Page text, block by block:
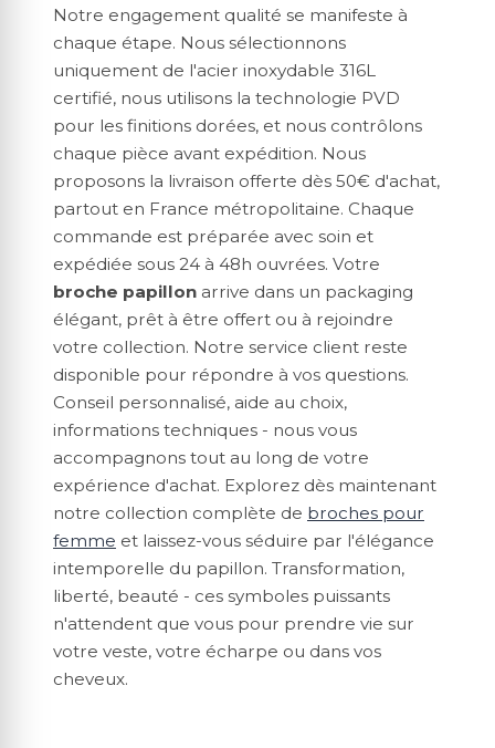
Notre engagement qualité se manifeste à
chaque étape. Nous sélectionnons
uniquement de l'acier inoxydable 316L
certifié, nous utilisons la technologie PVD
pour les finitions dorées, et nous contrôlons
chaque pièce avant expédition. Nous
proposons la livraison offerte dès 50€ d'achat,
partout en France métropolitaine. Chaque
commande est préparée avec soin et
expédiée sous 24 à 48h ouvrées. Votre
broche papillon arrive dans un packaging
élégant, prêt à être offert ou à rejoindre
votre collection. Notre service client reste
disponible pour répondre à vos questions.
Conseil personnalisé, aide au choix,
informations techniques - nous vous
accompagnons tout au long de votre
expérience d'achat. Explorez dès maintenant
notre collection complète de broches pour
femme et laissez-vous séduire par l'élégance
intemporelle du papillon. Transformation,
liberté, beauté - ces symboles puissants
n'attendent que vous pour prendre vie sur
votre veste, votre écharpe ou dans vos
cheveux.